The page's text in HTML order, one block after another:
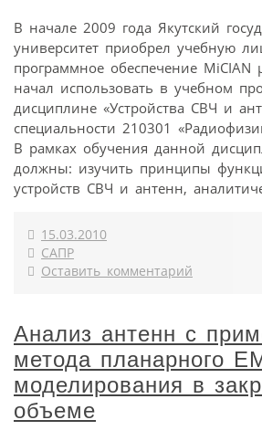
В начале 2009 года Якутский
университет приобрел учебную
программное обеспечение MiCIAN
начал использовать в учебном
дисциплине «Устройства СВЧ и
специальности 210301
В рамках обучения данной
должны: изучить принципы
устройств СВЧ и антенн,
15.03.2010
САПР
Оставить комментарий
Анализ антенн с
метода планарного
моделирования в
объеме